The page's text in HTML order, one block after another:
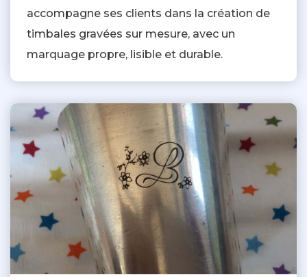
accompagne ses clients dans la création de
timbales gravées sur mesure, avec un
marquage propre, lisible et durable.